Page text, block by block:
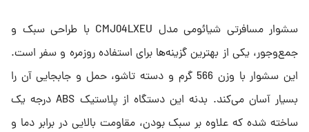
سشوار مسافرتی شیائومی مدل CMJ04LXEU با طراحی سبک و
جمع‌وجور، یکی از بهترین گزینه‌ها برای استفاده روزمره و سفر است.
این سشوار با وزن 566 گرم و دسته تاشو، حمل و جابجایی آن را
بسیار آسان می‌کند. بدنه این دستگاه از پلاستیک ABS درجه یک
ساخته شده که علاوه بر سبک بودن، مقاومت بالایی در برابر دما و